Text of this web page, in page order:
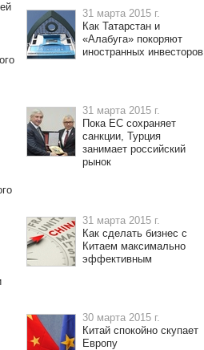
31 марта 2015 г.
Как Татарстан и
«Алабуга» покоряют
иностранных инвесторов
31 марта 2015 г.
Пока ЕС сохраняет
санкции, Турция
занимает российский
рынок
31 марта 2015 г.
Как сделать бизнес с
Китаем максимально
эффективным
30 марта 2015 г.
Китай спокойно скупает
Европу